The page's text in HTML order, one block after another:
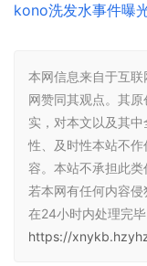
kono洗发水事件曝
本网信息来自于互
网赞同其观点。其
实，对本文以及其
性、及时性本站不
容。本站不承担此
若本网有任何内容
在24小时内处理完毕
https://